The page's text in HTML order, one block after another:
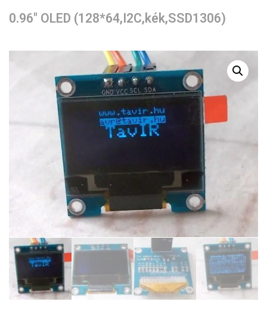
0.96″ OLED (128*64,I2C,kék,SSD1306)